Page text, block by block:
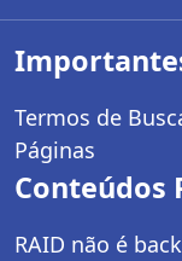
Termos de
Páginas
Conteúdos
RAID não é